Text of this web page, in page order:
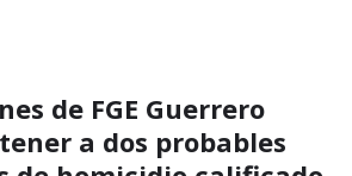
de FGE Guerrero
a dos probables